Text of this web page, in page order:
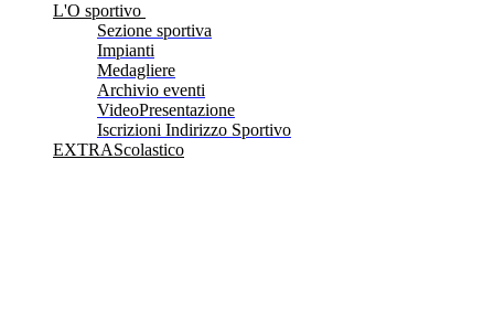
L'O sportivo
Sezione sportiva
Impianti
Medagliere
Archivio eventi
VideoPresentazione
Iscrizioni Indirizzo Sportivo
EXTRAScolastico